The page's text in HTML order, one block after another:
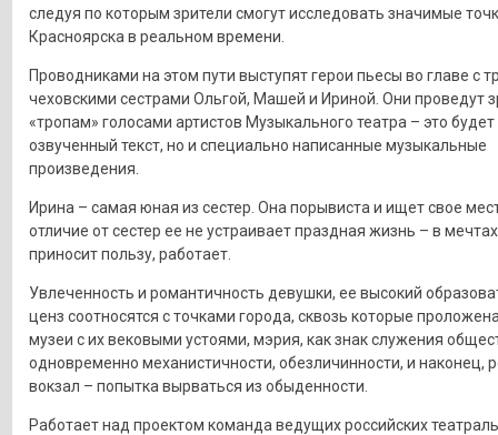
следуя по которым зрители смогут исследовать значимые
Красноярска в реальном времени.
Проводниками на этом пути выступят герои пьесы во главе с
чеховскими сестрами Ольгой, Машей и Ириной. Они проведут
«тропам» голосами артистов Музыкального театра – это будет
озвученный текст, но и специально написанные музыкальные
произведения.
Ирина – самая юная из сестер. Она порывиста и ищет свое
отличие от сестер ее не устраивает праздная жизнь – в
приносит пользу, работает.
Увлеченность и романтичность девушки, ее высокий
ценз соотносятся с точками города, сквозь которые
музеи с их вековыми устоями, мэрия, как знак служения
одновременно механистичности, обезличинности, и наконец,
вокзал – попытка вырваться из обыденности.
Работает над проектом команда ведущих российских